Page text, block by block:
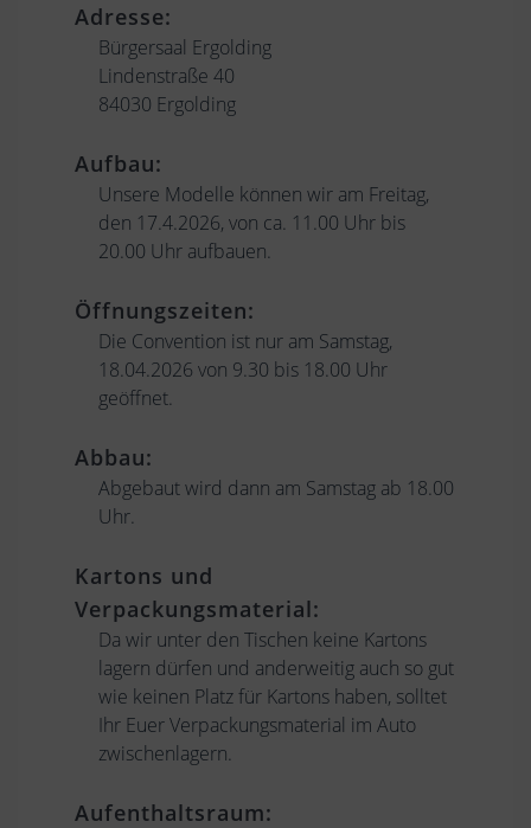
Adresse:
Bürgersaal Ergolding
Lindenstraße 40
84030 Ergolding
Aufbau:
Unsere Modelle können wir am Freitag,
den 17.4.2026, von ca. 11.00 Uhr bis
20.00 Uhr aufbauen.
Öffnungszeiten:
Die Convention ist nur am Samstag,
18.04.2026 von 9.30 bis 18.00 Uhr
geöffnet.
Abbau:
Abgebaut wird dann am Samstag ab 18.00
Uhr.
Kartons und
Verpackungsmaterial:
Da wir unter den Tischen keine Kartons
lagern dürfen und anderweitig auch so gut
wie keinen Platz für Kartons haben, solltet
Ihr Euer Verpackungsmaterial im Auto
zwischenlagern.
Aufenthaltsraum: